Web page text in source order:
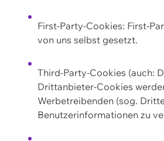
First-Party-Cookies: First-
von uns selbst gesetzt.
Third-Party-Cookies (auch:
Drittanbieter-Cookies
Werbetreibenden (sog.
Benutzerinformationen zu